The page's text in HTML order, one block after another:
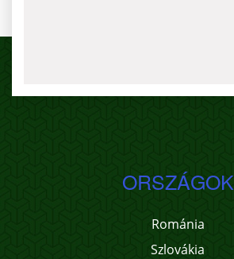
ORSZÁGOK
Románia
Szlovákia